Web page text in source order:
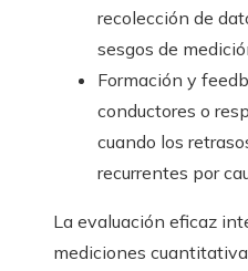
recolección de
sesgos de
Formación y
conductores o
cuando los
recurrentes por
La evaluación eficaz
mediciones